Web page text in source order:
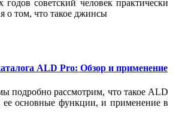
советский человек практически
о том, что такое джинсы
ALD Pro: Обзор и применение
подробно рассмотрим, что такое ALD
ее основные функции, и применение в